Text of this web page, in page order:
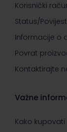
Korisnički
Status/
Informacije o
Povrat
Kontaktirajte
Važne
Kako kupovati